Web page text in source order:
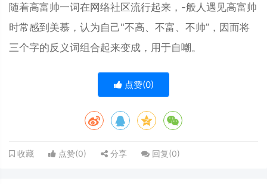
随着高富帅一词在网络社区流行起来，-般人遇见高富帅
时常感到美慕，认为自己"不高、不富、不帅”，因而将
三个字的反义词组合起来变成，用于自嘲。
点赞(0)
收藏 点赞(0) 分享 回复(0)